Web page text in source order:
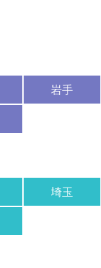
岩手
埼玉